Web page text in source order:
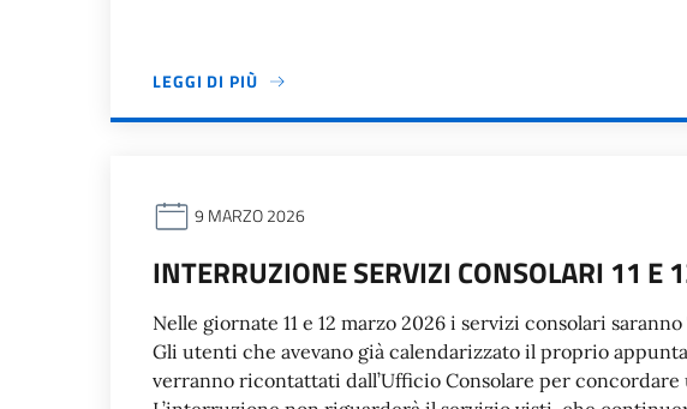
LEGGI DI PIÙ
9 MARZO 2026
INTERRUZIONE SERVIZI CONSOLARI 11 E
Nelle giornate 11 e 12 marzo 2026 i servizi consolari saranno
Gli utenti che avevano già calendarizzato il proprio
verranno ricontattati dall’Ufficio Consolare per